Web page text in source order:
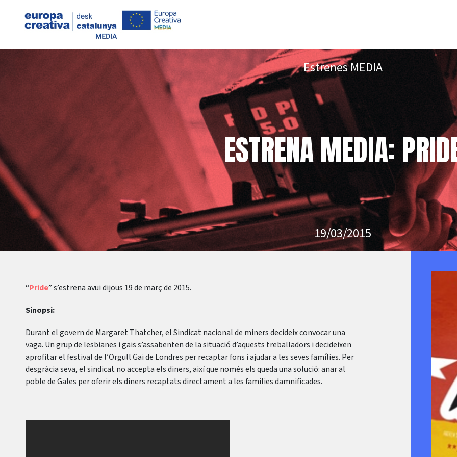
Estrenes MEDIA
ESTRENA MEDIA:
19/03/2015
“Pride” s’estrena avui dijous 19 de març de 2015.
Sinopsi:
Durant el govern de Margaret Thatcher, el Sindicat nacional de miners decideix convocar una
vaga. Un grup de lesbianes i gais s’assabenten de la situació d’aquests treballadors i decideixen
aprofitar el festival de l’Orgull Gai de Londres per recaptar fons i ajudar a les seves famílies. Per
desgràcia seva, el sindicat no accepta els diners, així que només els queda una solució: anar al
poble de Gales per oferir els diners recaptats directament a les famílies damnificades.